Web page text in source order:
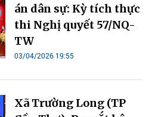
án dân sự: Kỳ tích thực
thi Nghị quyết 57/NQ-
TW
03/04/2026 19:55
Xã Trường Long (TP